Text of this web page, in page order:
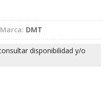
Marca: DMT